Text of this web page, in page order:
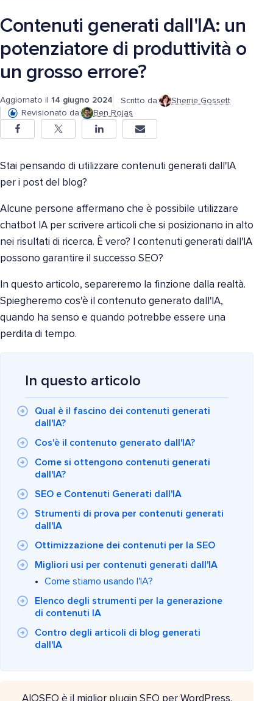
Contenuti generati dall'IA: un
potenziatore di produttività o
un grosso errore?
Aggiornato il 14 giugno 2024 Scritto da:
Sherrie Gossett
Revisionato da:
Ben Rojas
Stai pensando di utilizzare contenuti generati dall'IA
per i post del blog?
Alcune persone affermano che è possibile utilizzare
chatbot IA per scrivere articoli che si posizionano in alto
nei risultati di ricerca. È vero? I contenuti generati dall'IA
possono garantire il successo SEO?
In questo articolo, separeremo la finzione dalla realtà.
Spiegheremo cos'è il contenuto generato dall'IA,
quando ha senso e quando potrebbe essere una
perdita di tempo.
In questo articolo
Qual è il fascino dei contenuti generati
dall'IA?
Cos'è il contenuto generato dall'IA?
Come si ottengono contenuti generati
dall'IA?
SEO e Contenuti Generati dall'IA
Strumenti di prova per contenuti generati
dall'IA
Ottimizzazione dei contenuti per la SEO
Migliori usi per contenuti generati dall'IA
Come stiamo usando l'IA?
Elenco degli strumenti per la generazione
di contenuti IA
Contro degli articoli di blog generati
dall'IA